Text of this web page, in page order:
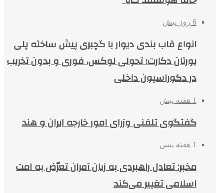
6 روز پیش
انواع قاب بندی دیوار با گچبری پیش ساخته پلی
یورتان دکارت؛ تحولی لوکس، فوری و بدون تخریب
در دکوراسیون داخلی
1 هفته پیش
گفتگوی تلفنی وزرای امور خارجه ایران و هند
1 هفته پیش
مخبر: تعادل راهبردی به زیان آمران تعرّض به امت
اسلامی تغییر می‌کند